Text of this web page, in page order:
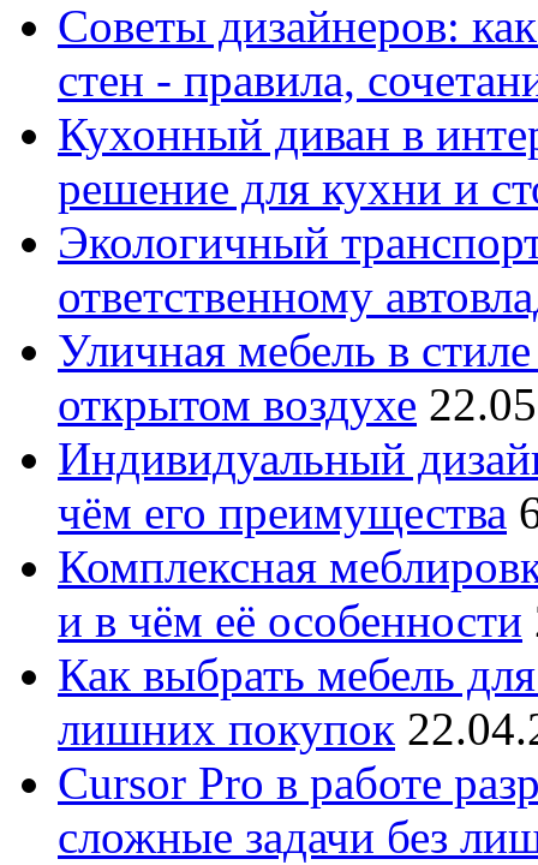
Советы дизайнеров:
стен - правила,
Кухонный диван в
решение для кухни и
Экологичный
ответственному
Уличная мебель в
открытом воздухе
Индивидуальный
чём его преимущества
Комплексная
и в чём её особенности
Как выбрать мебель
лишних покупок
Cursor Pro в работе
сложные задачи без